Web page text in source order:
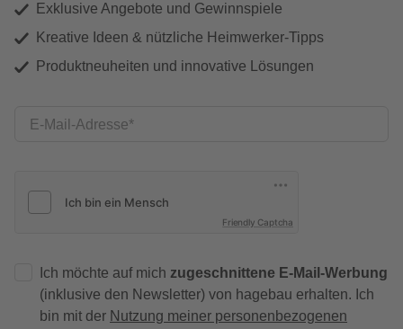
Exklusive Angebote und Gewinnspiele
Kreative Ideen & nützliche Heimwerker-Tipps
Produktneuheiten und innovative Lösungen
E-Mail-Adresse
Friendly Captcha
Ich möchte auf mich zugeschnittene E-Mail-Werbung
(inklusive den Newsletter) von hagebau erhalten. Ich
bin mit der Nutzung meiner personenbezogenen